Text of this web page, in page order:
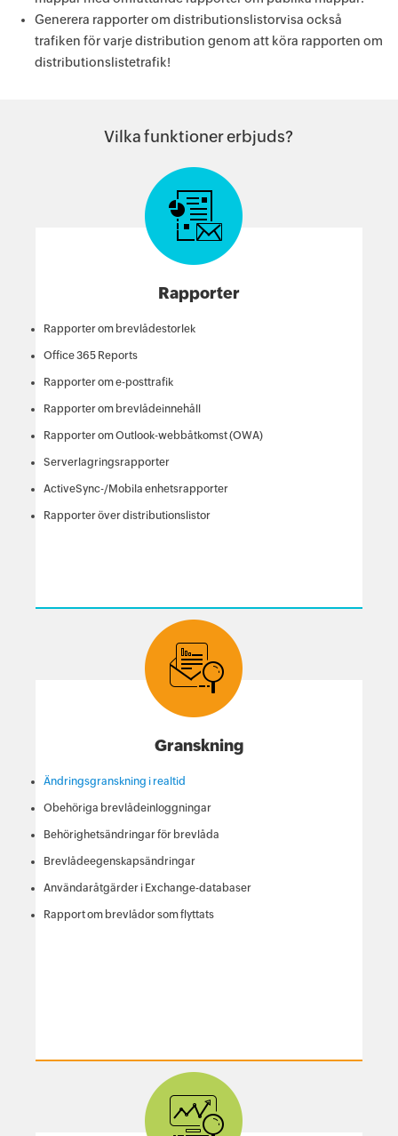
Generera rapporter om distributionslistorvisa också
trafiken för varje distribution genom att köra rapporten om
distributionslistetrafik!
Vilka funktioner erbjuds?
Rapporter
Rapporter om brevlådestorlek
Office 365 Reports
Rapporter om e-posttrafik
Rapporter om brevlådeinnehåll
Rapporter om Outlook-webbåtkomst (OWA)
Serverlagringsrapporter
ActiveSync-/Mobila enhetsrapporter
Rapporter över distributionslistor
Granskning
Ändringsgranskning i realtid
Obehöriga brevlådeinloggningar
Behörighetsändringar för brevlåda
Brevlådeegenskapsändringar
Användaråtgärder i Exchange-databaser
Rapport om brevlådor som flyttats